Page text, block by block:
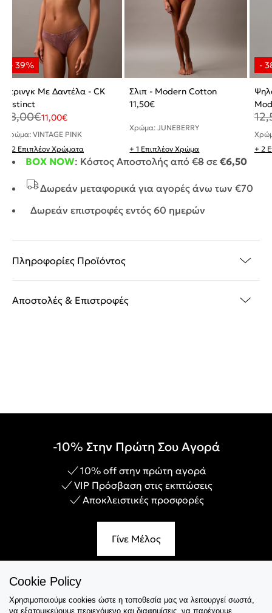
Στρινγκ Με Δαντέλα - CK
Instinct
18,00€11,00€
Χρώμα: VINTAGE PINK
+ 2 Επιπλέον Χρώματα
Σλιπ - Modern Cotton
11,50€
Χρώμα: JUNEBERRY
+ 1 Επιπλέον Χρώμα
+ 2
BOX NOW: Κόστος Αποστολής από €8 σε €6,50
Δωρεάν μεταφορικά για αγορές άνω των €70
Δωρεάν επιστροφές εντός 60 ημερών
Πληροφορίες Προϊόντος
Αποστολές & Επιστροφές
-10% Στην Πρώτη Σου Αγορά
10% off στην πρώτη αγορά
VIP Πρόσβαση στις εκπτώσεις
Αποκλειστικές προσφορές
Γίνε Μέλος
Εξυπηρέτηση
Cookie Policy
Χρησιμοποιούμε cookies ώστε η τοποθεσία μας να λειτουργεί σωστά,
να εξατομικεύουμε περιεχόμενο και διαφημίσεις, να παρέχουμε